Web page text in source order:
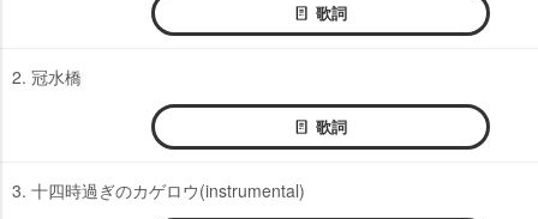
歌詞
2. 冠水橋
歌詞
3. 十四時過ぎのカゲロウ(instrumental)